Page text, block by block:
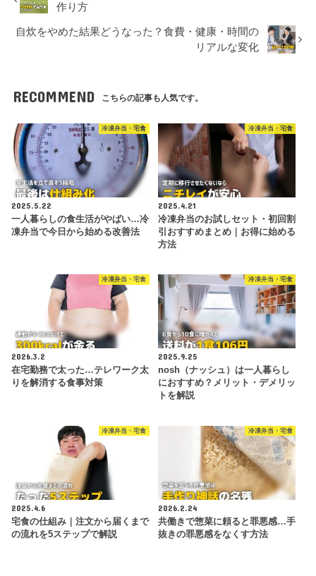
作り方
自炊をやめた結果どうなった？食費・健康・時間の
リアルな変化
RECOMMEND こちらの記事も人気です。
冷凍弁当・宅食
2025.5.22
一人暮らしの食生活がやばい…冷
凍弁当で今日から始める改善法
冷凍弁当・宅食
2025.4.21
冷凍弁当のお試しセット・初回割
引おすすめまとめ｜お得に始める
方法
冷凍弁当・宅食
2026.3.2
在宅勤務で太った…テレワーク太
りを解消する食事対策
冷凍弁当・宅食
2025.9.25
nosh（ナッシュ）は一人暮らし
におすすめ？メリット・デメリッ
トを解説
冷凍弁当・宅食
2025.4.6
宅食の仕組み｜注文から届くまで
の流れを5ステップで解説
冷凍弁当・宅食
2026.2.24
共働きで惣菜に頼ると罪悪感…手
抜きの罪悪感をなくす方法